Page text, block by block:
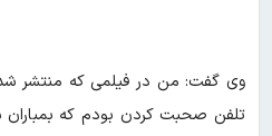
وی گفت: من در فیلمی که منتشر